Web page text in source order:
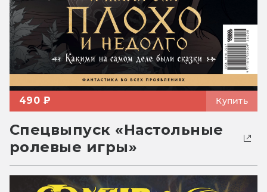
490 ₽ Купить
Спецвыпуск «Настольные
ролевые игры»